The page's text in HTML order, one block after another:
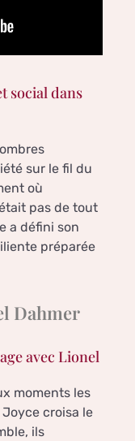
social dans
sur le fil du
où
pas de tout
a défini son
préparée
Dahmer
avec Lionel
moments les
croisa le
ils